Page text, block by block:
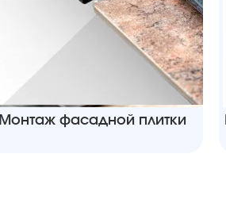
Монтаж фасадной плитки